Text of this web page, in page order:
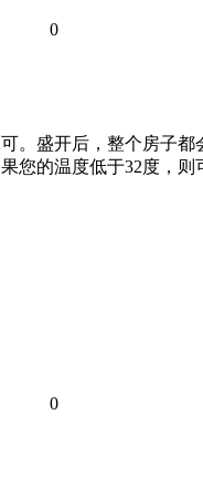
0
盛开后，整个房子
的温度低于32度，
0